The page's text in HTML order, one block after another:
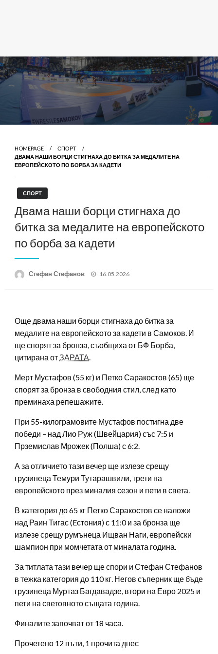
HOMEPAGE
СПОРТ
ДВАМА НАШИ БОРЦИ СТИГНАХА ДО БИТКА ЗА МЕДАЛИТЕ НА
ЕВРОПЕЙСКОТО ПО БОРБА ЗА КАДЕТИ
СПОРТ
Двама наши борци стигнаха до
битка за медалите на европейското
по борба за кадети
Стефан Стефанов
Posted
16.05.2026
Още двама наши борци стигнаха до битка за
медалите на европейското за кадети в Самоков. И
ще спорят за бронза, съобщиха от БФ Борба,
цитирана отЗАРАТА.
Мерт Мустафов (55 кг) и Петко Саракостов (65) ще
спорят за бронза в свободния стил, след като
преминаха репешажите.
При 55-килограмовите Мустафов постигна две
победи – над Лио Руж (Швейцария) със 7:5 и
Прземислав Мрожек (Полша) с 6:2.
А за отличието тази вечер ще излезе срещу
грузинеца Темури Тутарашвили, трети на
европейското през миналия сезон и пети в света.
В категория до 65 кг Петко Саракостов се наложи
над Раин Тигас (Eстония) с 11:0 и за бронза ще
излезе срещу румънеца Ищван Наги, европейски
шампион при момчетата от миналата година.
За титлата тази вечер ще спори и Стефан Стефанов
в тежка категория до 110 кг. Негов съперник ще бъде
грузинеца Муртаз Багдавадзе, втори на Евро 2025 и
пети на световното същата година.
Финалите започват от 18 часа.
Прочетено 12 пъти, 1 прочита днес